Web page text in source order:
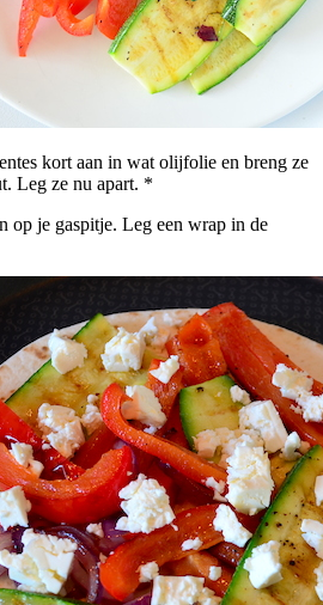
kort aan in wat olijfolie en breng ze
Leg ze nu apart. *
op je gaspitje. Leg een wrap in de